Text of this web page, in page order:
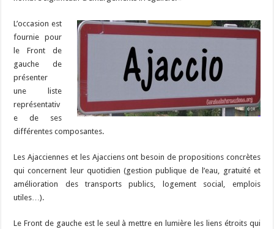
k
at
k
r
t
er
L’occasion est
fournie pour
le Front de
gauche de
présenter
une liste
représentativ
e de ses
différentes composantes.
Les Ajacciennes et les Ajacciens ont besoin de propositions concrètes
qui concernent leur quotidien (gestion publique de l’eau, gratuité et
amélioration des transports publics, logement social, emplois
utiles…).
Le Front de gauche est le seul à mettre en lumière les liens étroits qui